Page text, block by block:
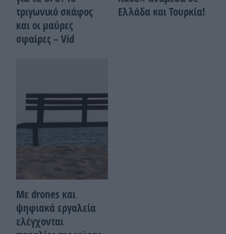
τριγωνικό σκάφος
και οι μαύρες
σφαίρες – Vid
Ελλάδα και Τουρκία!
Με drones και
ψηφιακά εργαλεία
ελέγχονται